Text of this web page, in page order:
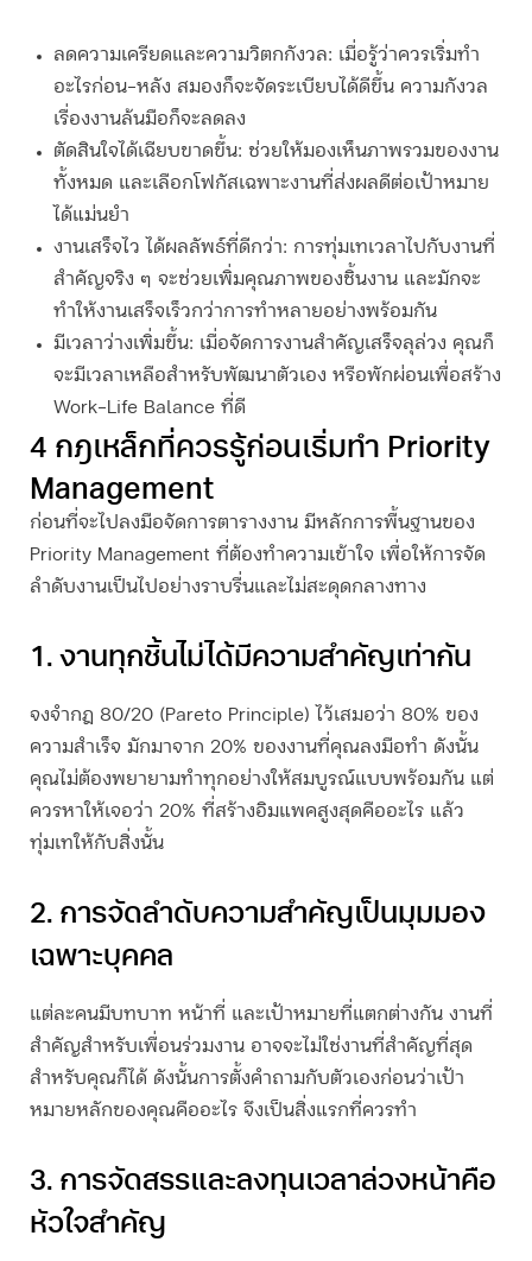
ลดความเครียดและความวิตกกังวล: เมื่อรู้ว่าควรเริ่มทำ
อะไรก่อน-หลัง สมองก็จะจัดระเบียบได้ดีขึ้น ความกังวล
เรื่องงานล้นมือก็จะลดลง
ตัดสินใจได้เฉียบขาดขึ้น: ช่วยให้มองเห็นภาพรวมของงาน
ทั้งหมด และเลือกโฟกัสเฉพาะงานที่ส่งผลดีต่อเป้าหมาย
ได้แม่นยำ
งานเสร็จไว ได้ผลลัพธ์ที่ดีกว่า: การทุ่มเทเวลาไปกับงานที่
สำคัญจริง ๆ จะช่วยเพิ่มคุณภาพของชิ้นงาน และมักจะ
ทำให้งานเสร็จเร็วกว่าการทำหลายอย่างพร้อมกัน
มีเวลาว่างเพิ่มขึ้น: เมื่อจัดการงานสำคัญเสร็จลุล่วง คุณก็
จะมีเวลาเหลือสำหรับพัฒนาตัวเอง หรือพักผ่อนเพื่อสร้าง
Work-Life Balance ที่ดี
4 กฎเหล็กที่ควรรู้ก่อนเริ่มทำ Priority
Management
ก่อนที่จะไปลงมือจัดการตารางงาน มีหลักการพื้นฐานของ
Priority Management ที่ต้องทำความเข้าใจ เพื่อให้การจัด
ลำดับงานเป็นไปอย่างราบรื่นและไม่สะดุดกลางทาง
1. งานทุกชิ้นไม่ได้มีความสำคัญเท่ากัน
จงจำกฎ 80/20 (Pareto Principle) ไว้เสมอว่า 80% ของ
ความสำเร็จ มักมาจาก 20% ของงานที่คุณลงมือทำ ดังนั้น
คุณไม่ต้องพยายามทำทุกอย่างให้สมบูรณ์แบบพร้อมกัน แต่
ควรหาให้เจอว่า 20% ที่สร้างอิมแพคสูงสุดคืออะไร แล้ว
ทุ่มเทให้กับสิ่งนั้น
2. การจัดลำดับความสำคัญเป็นมุมมอง
เฉพาะบุคคล
แต่ละคนมีบทบาท หน้าที่ และเป้าหมายที่แตกต่างกัน งานที่
สำคัญสำหรับเพื่อนร่วมงาน อาจจะไม่ใช่งานที่สำคัญที่สุด
สำหรับคุณก็ได้ ดังนั้นการตั้งคำถามกับตัวเองก่อนว่าเป้า
หมายหลักของคุณคืออะไร จึงเป็นสิ่งแรกที่ควรทำ
3. การจัดสรรและลงทุนเวลาล่วงหน้าคือ
หัวใจสำคัญ